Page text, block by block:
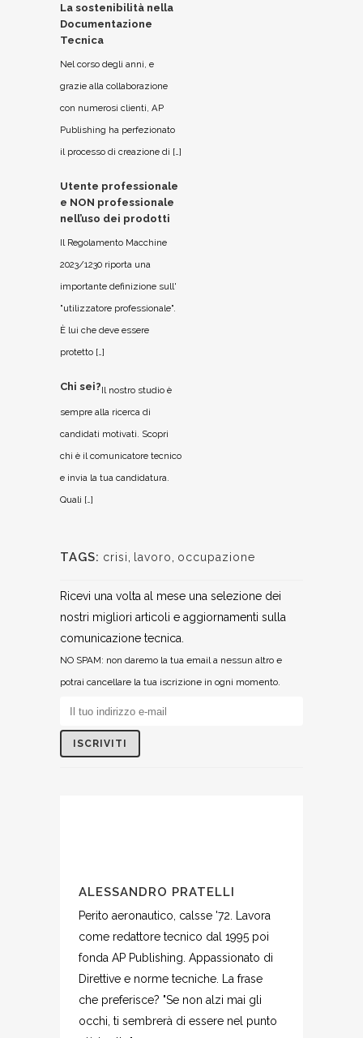
La sostenibilità nella
Documentazione
Tecnica
Nel corso degli anni, e
grazie alla collaborazione
con numerosi clienti, AP
Publishing ha perfezionato
il processo di creazione di […]
Utente professionale
e NON professionale
nell’uso dei prodotti
Il Regolamento Macchine
2023/1230 riporta una
importante definizione sull'
"utilizzatore professionale".
È lui che deve essere
protetto […]
Chi sei?Il nostro studio è
sempre alla ricerca di
candidati motivati. Scopri
chi è il comunicatore tecnico
e invia la tua candidatura.
Quali […]
TAGS: crisi lavoro occupazione
Ricevi una volta al mese una selezione dei
nostri migliori articoli e aggiornamenti sulla
comunicazione tecnica.
NO SPAM: non daremo la tua email a nessun altro e
potrai cancellare la tua iscrizione in ogni momento.
ALESSANDRO PRATELLI
Perito aeronautico, calsse '72. Lavora
come redattore tecnico dal 1995 poi
fonda AP Publishing. Appassionato di
Direttive e norme tecniche. La frase
che preferisce? "Se non alzi mai gli
occhi, ti sembrerà di essere nel punto